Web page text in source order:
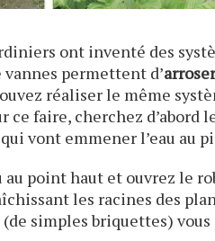
ont inventé des
permettent d’arroser
réaliser le même
ce faire, cherchez d’abord
vont emmener l’eau au
au point haut et ouvrez le
les racines des
simples briquettes)